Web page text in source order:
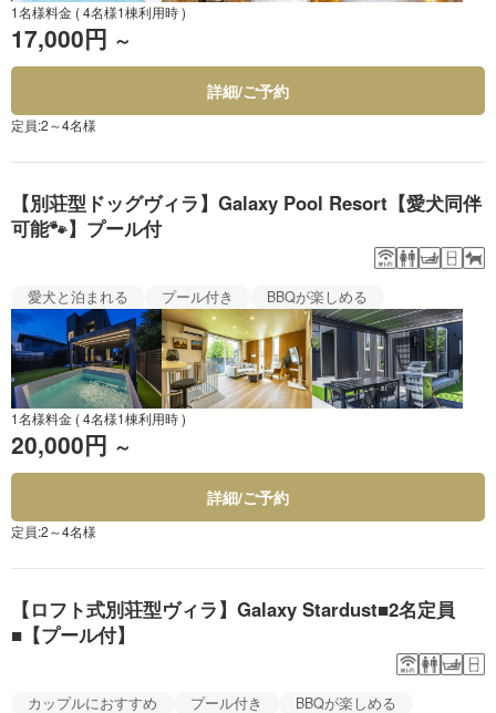
1名様料金 ( 4名様1棟利用時 )
17,000円 ～
詳細/ご予約
定員:2～4名様
【別荘型ドッグヴィラ】Galaxy Pool Resort【愛犬同伴
可能🐾】プール付
愛犬と泊まれる プール付き BBQが楽しめる
1名様料金 ( 4名様1棟利用時 )
20,000円 ～
詳細/ご予約
定員:2～4名様
【ロフト式別荘型ヴィラ】Galaxy Stardust■2名定員
■【プール付】
カップルにおすすめ プール付き BBQが楽しめる